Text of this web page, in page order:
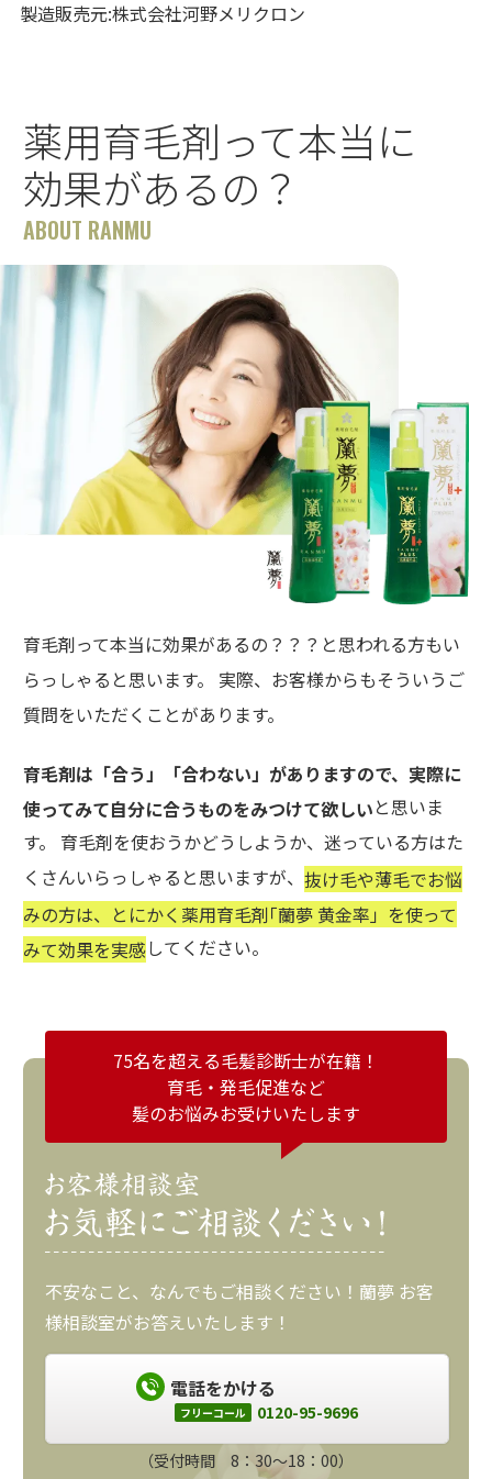
製造販売元:株式会社河野メリクロン
薬用育毛剤って本当に
効果があるの？
ABOUT RANMU
育毛剤って本当に効果があるの？？？と思われる方もい
らっしゃると思います。 実際、お客様からもそういうご
質問をいただくことがあります。
育毛剤は「合う」「合わない」がありますので、実際に
使ってみて自分に合うものをみつけて欲しいと思いま
す。 育毛剤を使おうかどうしようか、迷っている方はた
くさんいらっしゃると思いますが、 抜け毛や薄毛でお悩
みの方は、とにかく薬用育毛剤｢蘭夢 黄金率」を使って
みて効果を実感してください。
75名を超える毛髪診断士が在籍！
育毛・発毛促進など
髪のお悩みお受けいたします
不安なこと、なんでもご相談ください！蘭夢 お客
様相談室がお答えいたします！
電話をかける
フリーコール 0120-95-9696
（受付時間 8：30～18：00）